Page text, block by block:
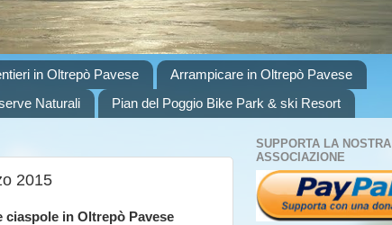
in Oltrepò Pavese
Arrampicare in Oltrepò Pavese
Naturali Pian del Poggio Bike Park & ski Resort
2015
in Oltrepò Pavese
SUPPORTA LA NOSTRA
ASSOCIAZIONE